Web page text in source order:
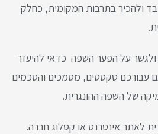
ולהכיר בתרבות המקומית, כחלק
על הפער השפה כדאי להיעזר
עבורכם טקסטים, מסמכים והסכמים
של השפה ההונגרית.
לאתר אינטרנט או קטלוג חברה.